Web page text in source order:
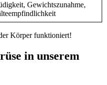
Gewichtszunahme,
Körper funktioniert!
in unserem